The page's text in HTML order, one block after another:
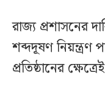
রাজ্য প্রশাসনের
শব্দদূষণ নিয়ন্ত্রণ
প্রতিষ্ঠানের